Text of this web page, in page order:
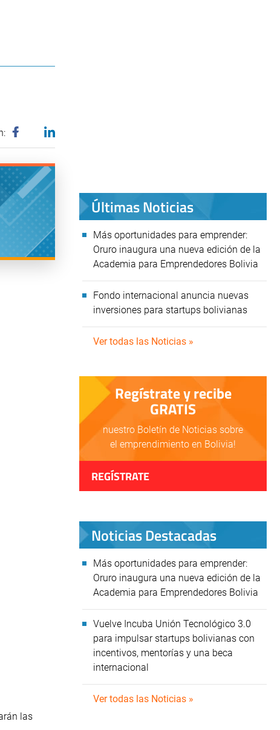
las
Últimas Noticias
Más oportunidades para emprender:
Oruro inaugura una nueva edición de la
Academia para Emprendedores Bolivia
Fondo internacional anuncia nuevas
inversiones para startups bolivianas
Ver todas las Noticias »
Regístrate y recibe
GRATIS
nuestro Boletín de Noticias sobre
el emprendimiento en Bolivia!
REGÍSTRATE
Noticias Destacadas
Más oportunidades para emprender:
Oruro inaugura una nueva edición de la
Academia para Emprendedores Bolivia
Vuelve Incuba Unión Tecnológico 3.0
para impulsar startups bolivianas con
incentivos, mentorías y una beca
internacional
Ver todas las Noticias »